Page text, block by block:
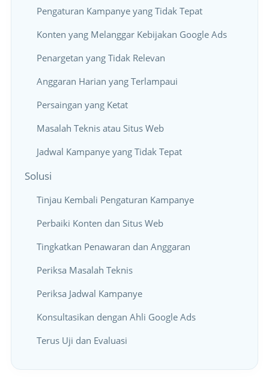
Pengaturan Kampanye yang Tidak Tepat
Konten yang Melanggar Kebijakan Google Ads
Penargetan yang Tidak Relevan
Anggaran Harian yang Terlampaui
Persaingan yang Ketat
Masalah Teknis atau Situs Web
Jadwal Kampanye yang Tidak Tepat
Solusi
Tinjau Kembali Pengaturan Kampanye
Perbaiki Konten dan Situs Web
Tingkatkan Penawaran dan Anggaran
Periksa Masalah Teknis
Periksa Jadwal Kampanye
Konsultasikan dengan Ahli Google Ads
Terus Uji dan Evaluasi